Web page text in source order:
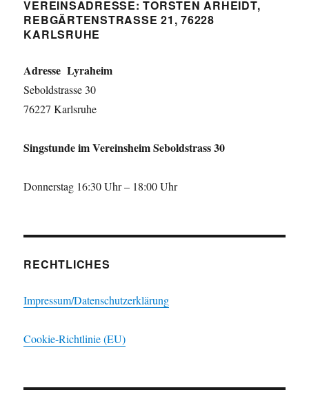
VEREINSADRESSE: TORSTEN ARHEIDT,
REBGÄRTENSTRASSE 21, 76228
KARLSRUHE
Adresse Lyraheim
Seboldstrasse 30
76227 Karlsruhe
Singstunde im Vereinsheim Seboldstrass 30
Donnerstag 16:30 Uhr – 18:00 Uhr
RECHTLICHES
Impressum/Datenschutzerklärung
Cookie-Richtlinie (EU)